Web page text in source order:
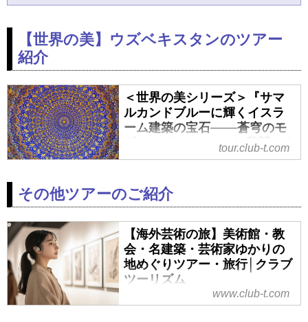
【世界の美】ウズベキスタンのツアー
紹介
＜世界の美シリーズ＞『サマ
ルカンドブルーに輝くイスラ
ーム建築の宝石───蒼穹のモ
ザイク サマルカンド5日間』｜
クラブツーリズム
ンドブルーに輝くイスラーム建築
の宝石───蒼穹のモザイク サマル
カンド5日間』の紹介をしていま
す。ツアー・旅行のお申込ならク
ラブツーリズム。
tour.club-t.com
その他ツアーのご紹介
【海外芸術の旅】美術館・教
会・名建築・芸術家ゆかりの
地めぐりツアー・旅行│クラブ
ツーリズム
クラブツーリズムの海外 美術館・
www.club-t.com